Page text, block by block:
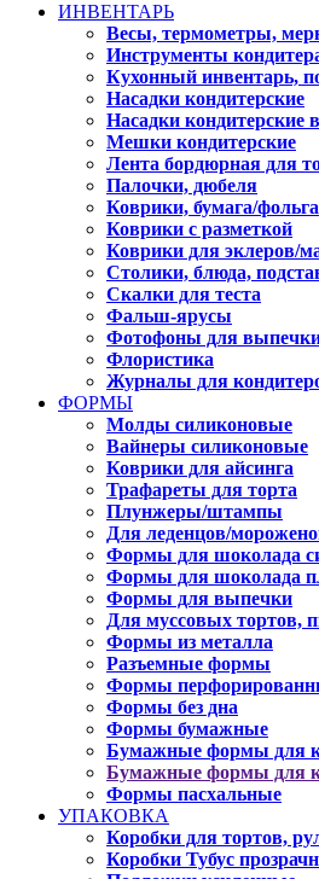
ИНВЕНТАРЬ
Весы, термометры,
Инструменты
Кухонный инвентарь,
Насадки кондитерские
Насадки кондитерские
Мешки кондитерские
Лента бордюрная для
Палочки, дюбеля
Коврики, бумага/фольга
Коврики с разметкой
Коврики для эклеров/
Столики, блюда,
Скалки для теста
Фальш-ярусы
Фотофоны для
Флористика
Журналы для
ФОРМЫ
Молды силиконовые
Вайнеры силиконовые
Коврики для айсинга
Трафареты для торта
Плунжеры/штампы
Для леденцов/
Формы для шоколада
Формы для шоколада
Формы для выпечки
Для муссовых тортов,
Формы из металла
Разъемные формы
Формы
Формы без дна
Формы бумажные
Бумажные формы для
Бумажные формы для
Формы пасхальные
УПАКОВКА
Коробки для тортов,
Коробки Тубус